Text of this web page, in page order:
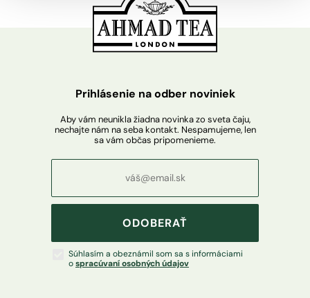
Prihlásenie na odber noviniek
Aby vám neunikla žiadna novinka zo sveta čaju,
nechajte nám na seba kontakt. Nespamujeme, len
sa vám občas pripomenieme.
ODOBERAŤ
Súhlasím a obeznámil som sa s informáciami
ospracúvaní osobných údajov